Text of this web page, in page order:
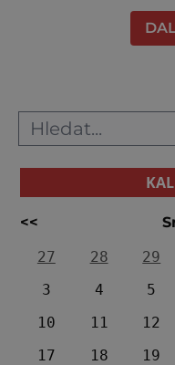
zrnko pravdy.
<<
27
28 29
3
4 5
10
11 12
17
18 19